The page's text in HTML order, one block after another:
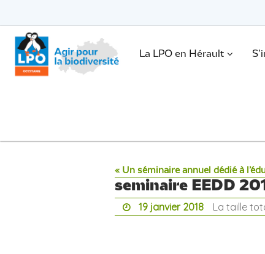
le
contenu
Passer
contenu
. La LPO en Hérault
« Un séminaire annuel dédié à
seminaire EEDD
19 janvier 2018 La taille